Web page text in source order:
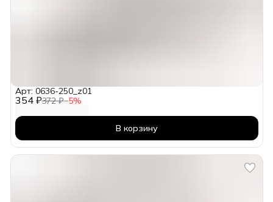
354 ₽372 ₽−5%
Арт: 0636-250_z01
В корзину